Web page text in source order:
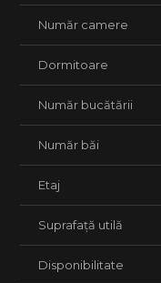
Aer condiționat
Apartamentul se vinde
Preț: 72.500 Euro – ușor
Număr camere
Dormitoare
Număr bucătării
Număr băi
Etaj
Suprafață utilă
Disponibilitate